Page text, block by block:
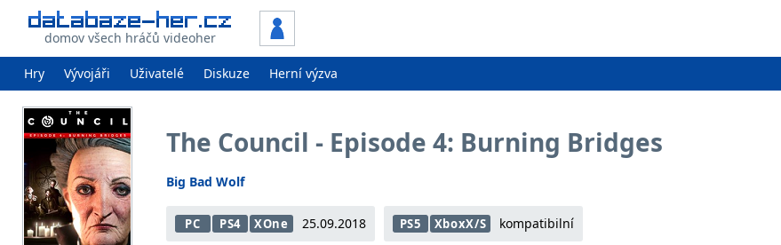
domov všech hráčů videoher
Hry Vývojáři Uživatelé Diskuze Herní výzva
The Council - Episode 4: Burning Bridges
Big Bad Wolf
PC PS4 XOne 25.09.2018 PS5 XboxX/S kompatibilní